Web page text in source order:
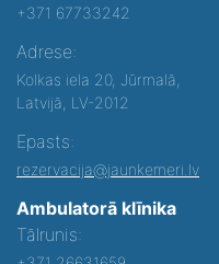
+371 67733242
Adrese:
Kolkas iela 20, Jūrmalā,
Latvijā, LV-2012
Epasts:
rezervacija@jaunkemeri.lv
Ambulatorā klīnika
Tālrunis: